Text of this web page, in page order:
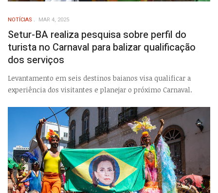
NOTÍCIAS MAR 4, 2025
Setur-BA realiza pesquisa sobre perfil do
turista no Carnaval para balizar qualificação
dos serviços
Levantamento em seis destinos baianos visa qualificar a
experiência dos visitantes e planejar o próximo Carnaval.